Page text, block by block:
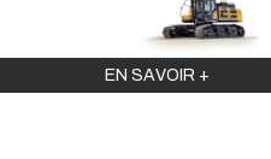
EN SAVOIR +